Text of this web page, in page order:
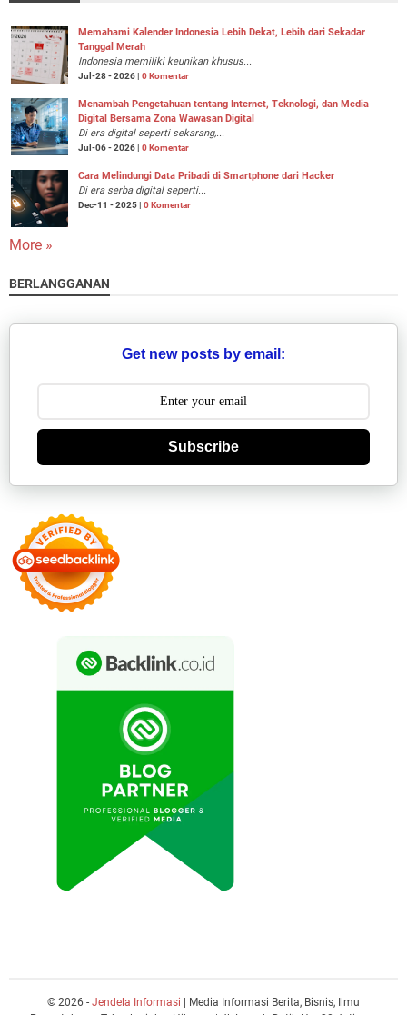
Memahami Kalender Indonesia Lebih Dekat, Lebih dari Sekadar
Tanggal Merah
Indonesia memiliki keunikan khusus...
Jul-28 - 2026 | 0 Komentar
Menambah Pengetahuan tentang Internet, Teknologi, dan Media
Digital Bersama Zona Wawasan Digital
Di era digital seperti sekarang,...
Jul-06 - 2026 | 0 Komentar
Cara Melindungi Data Pribadi di Smartphone dari Hacker
Di era serba digital seperti...
Dec-11 - 2025 | 0 Komentar
More »
BERLANGGANAN
Get new posts by email:
Subscribe
© 2026 - Jendela Informasi | Media Informasi Berita, Bisnis, Ilmu